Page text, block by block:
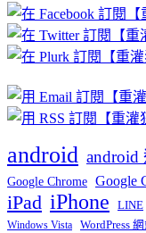
章
分
類
android android
Google Chrome Google
iPad iPhone LINE
Windows Vista WordPress